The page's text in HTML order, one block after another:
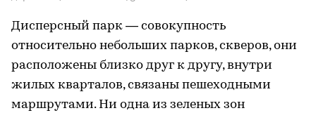
Дисперсный парк — совокупность
относительно небольших парков, скверов, они
расположены близко друг к другу, внутри
жилых кварталов, связаны пешеходными
маршрутами. Ни одна из зеленых зон